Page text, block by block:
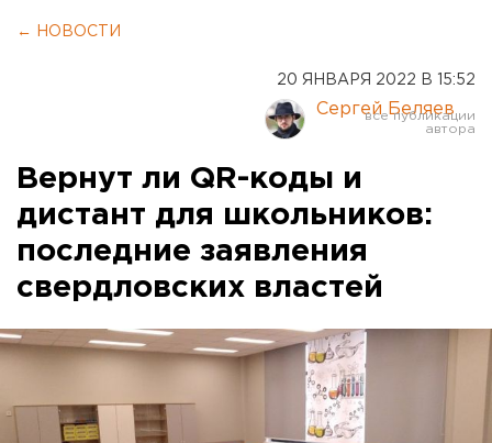
← НОВОСТИ
20 ЯНВАРЯ 2022 В 15:52
Сергей Беляев
Вернут ли QR-коды и
дистант для школьников:
последние заявления
свердловских властей